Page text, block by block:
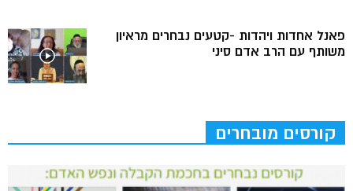
פאנל אחדות ויהדות -קטעים נבחרים מראיון
משותף עם הרב אדם סיני
קורסים מובחרים